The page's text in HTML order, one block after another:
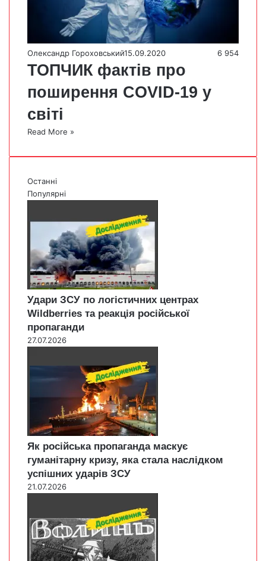
Олександр Гороховський15.09.2020 6 954
ТОПЧИК фактів про
поширення COVID-19 у
світі
Read More »
Останні
Популярні
Удари ЗСУ по логістичних центрах
Wildberries та реакція російської
пропаганди
27.07.2026
Як російська пропаганда маскує
гуманітарну кризу, яка стала наслідком
успішних ударів ЗСУ
21.07.2026